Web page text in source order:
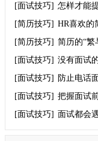
[面试技巧] 怎样才能
[简历技巧] HR喜欢的
[简历技巧] 简历的“繁
[面试技巧] 没有面试
[面试技巧]
防止电话
[面试技巧] 把握面试
[面试技巧] 面试都会